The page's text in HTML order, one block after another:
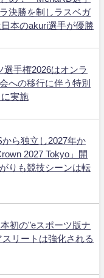
決勝を制しラスベガ
本のakuri選手が優勝
手権2026はオンラ
への移行に伴う特別
実施
から独立し2027年か
2027 Tokyo」開
りも競技シーンは転
初の"eスポーツ版ナ
リートは強化される